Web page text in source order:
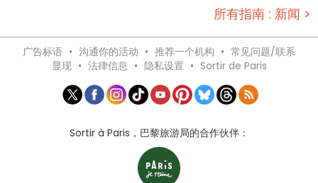
所有指南 : 新闻 >
广告标语 • 沟通你的活动 • 推荐一个机构 • 常见问题/联系
显现 • 法律信息 • 隐私设置 • Sortir de Paris
Sortir à Paris，巴黎旅游局的合作伙伴：